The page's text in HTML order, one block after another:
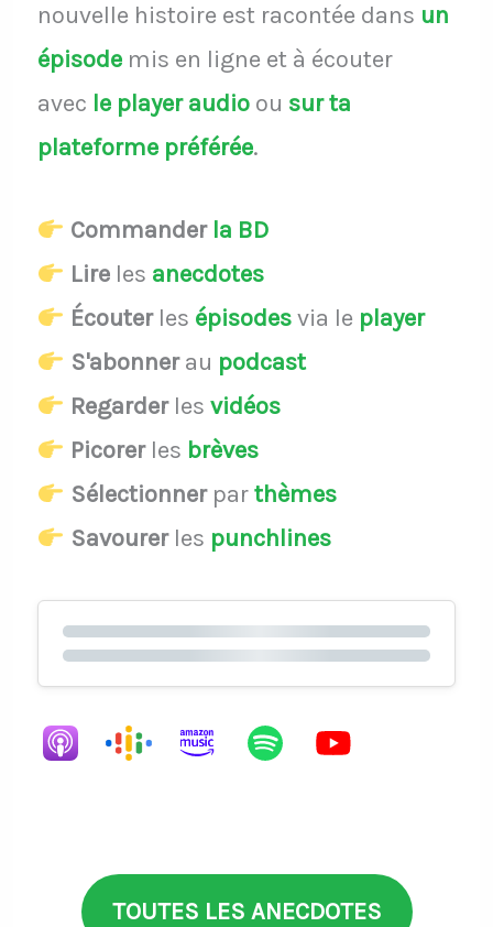
nouvelle histoire est racontée dans un
épisodemis en ligne et à écouter
avec le player audio ou sur ta
plateforme préférée.
Commander la BD
Lireles anecdotes
Écouterles épisodesvia le player
S'abonnerau podcast
Regarderles vidéos
Picorerles brèves
Sélectionnerparthèmes
Savourerles punchlines
TOUTES LES ANECDOTES